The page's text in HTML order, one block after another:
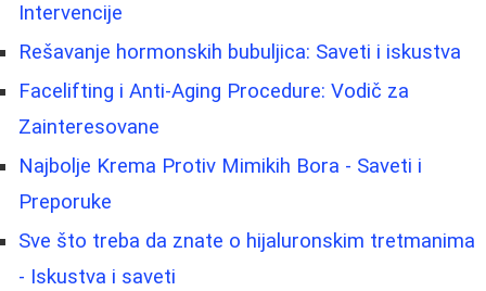
Intervencije
Rešavanje hormonskih bubuljica: Saveti i iskustva
Facelifting i Anti-Aging Procedure: Vodič za
Zainteresovane
Najbolje Krema Protiv Mimikih Bora - Saveti i
Preporuke
Sve što treba da znate o hijaluronskim tretmanima
- Iskustva i saveti